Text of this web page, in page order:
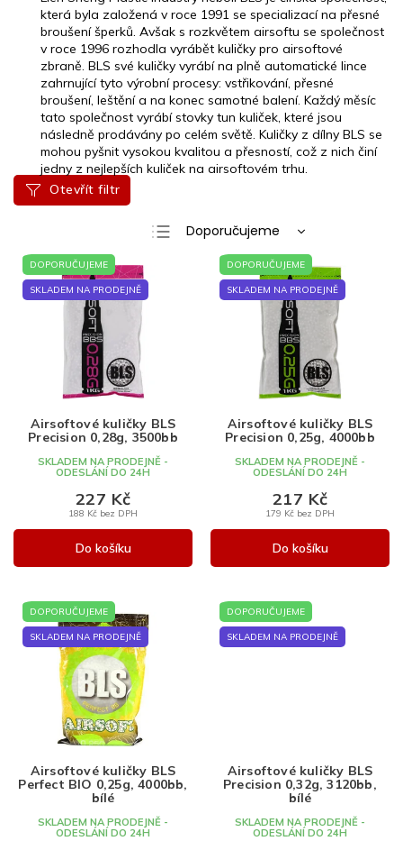
která byla založená v roce 1991 se specializací na přesné
broušení šperků. Avšak s rozkvětem airsoftu se společnost
v roce 1996 rozhodla vyrábět kuličky pro airsoftové
zbraně. BLS své kuličky vyrábí na plně automatické lince
zahrnující tyto výrobní procesy: vstřikování, přesné
broušení, leštění a na konec samotné balení. Každý měsíc
tato společnost vyrábí stovky tun kuliček, které jsou
následně prodávány po celém světě. Kuličky z dílny BLS se
mohou pyšnit vysokou kvalitou a přesností, což z nich činí
jedny z nejlepších kuliček na airsoftovém trhu.
Otevřít filtr
Ř
a
z
e
n
d
u
k
t
ů
Doporučujeme
Nejlevnější
Nejdražší
Nejprodávanější
V
p
DOPORUČUJEME
SKLADEM NA PRODEJNĚ
Airsoftové kuličky BLS
Precision 0,28g, 3500bb
SKLADEM NA PRODEJNĚ -
ODESLÁNÍ DO 24H
188 Kč bez DPH
227 Kč
Do košíku
DOPORUČUJEME
SKLADEM NA PRODEJNĚ
Airsoftové kuličky BLS
Precision 0,25g, 4000bb
SKLADEM NA PRODEJNĚ -
ODESLÁNÍ DO 24H
179 Kč bez DPH
217 Kč
Do košíku
DOPORUČUJEME
SKLADEM NA PRODEJNĚ
Airsoftové kuličky BLS
Perfect BIO 0,25g, 4000bb,
bílé
SKLADEM NA PRODEJNĚ -
ODESLÁNÍ DO 24H
DOPORUČUJEME
SKLADEM NA PRODEJNĚ
Airsoftové kuličky BLS
Precision 0,32g, 3120bb,
bílé
SKLADEM NA PRODEJNĚ -
ODESLÁNÍ DO 24H